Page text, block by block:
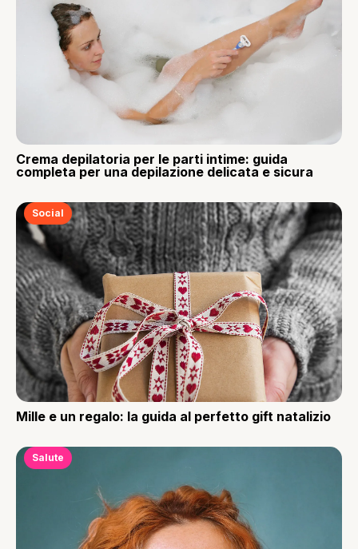
Crema depilatoria per le parti intime: guida
completa per una depilazione delicata e sicura
Social
Mille e un regalo: la guida al perfetto gift natalizio
Salute